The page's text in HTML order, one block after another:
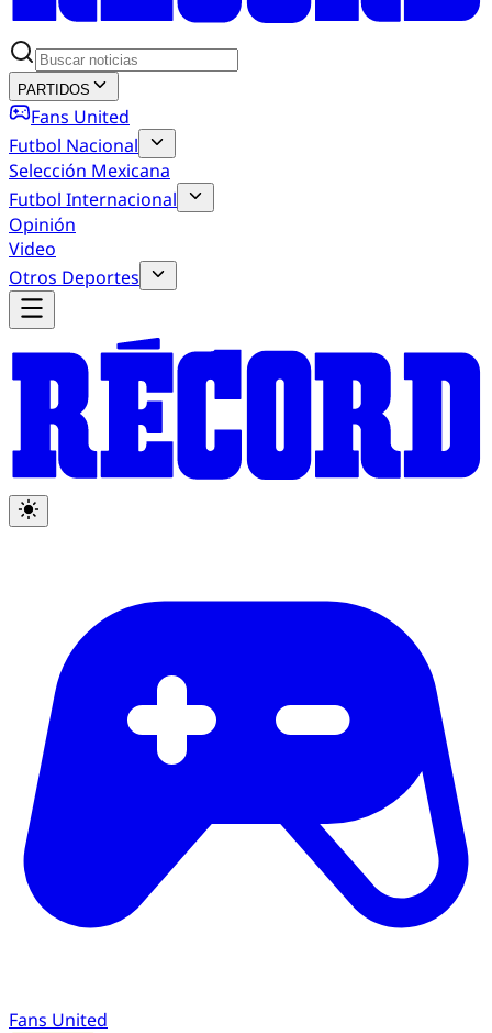
PARTIDOS
Fans United
Futbol Nacional
Selección Mexicana
Futbol Internacional
Opinión
Video
Otros Deportes
Fans United